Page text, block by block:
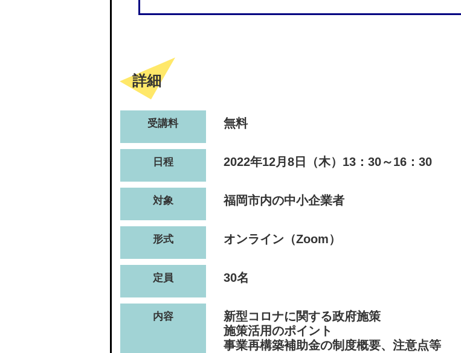
詳細
受講料 無料
日程 2022年12月8日（木）13：30～16：30
対象 福岡市内の中小企業者
形式 オンライン（Zoom）
定員 30名
内容
新型コロナに関する政府施策
施策活用のポイント
事業再構築補助金の制度概要、注意点等